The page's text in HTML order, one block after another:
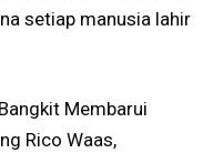
setiap manusia lahir
Membarui
Rico Waas,